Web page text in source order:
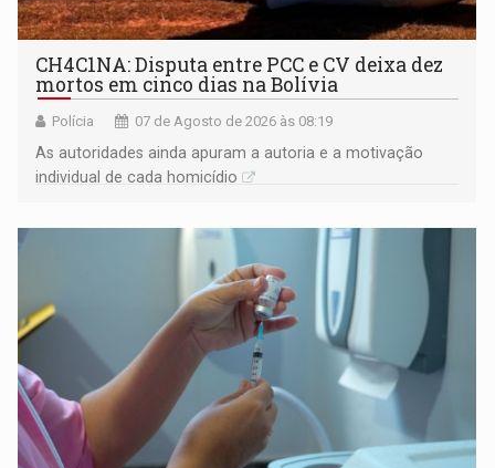
CH4C1NA: Disputa entre PCC e CV deixa dez
mortos em cinco dias na Bolívia
Polícia 07 de Agosto de 2026 às 08:19
As autoridades ainda apuram a autoria e a motivação
individual de cada homicídio